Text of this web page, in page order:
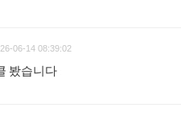
06-14 08:39:02
봤습니다